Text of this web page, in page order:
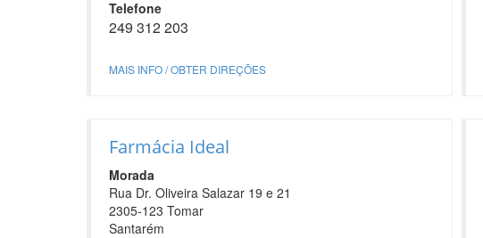
Telefone
249 312 203
MAIS INFO / OBTER DIREÇÕES
Farmácia Ideal
Morada
Rua Dr. Oliveira Salazar 19 e 21
2305-123 Tomar
Santarém